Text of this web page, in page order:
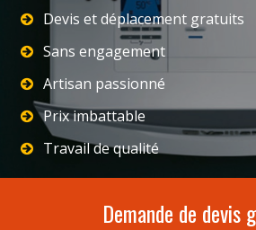
Devis et déplacement gratuits
Sans engagement
Artisan passionné
Prix imbattable
Travail de qualité
Demande de devis